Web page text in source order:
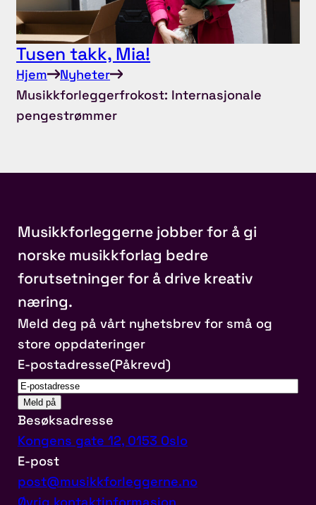
Tusen takk, Mia!
Hjem
Nyheter
Musikkforleggerfrokost: Internasjonale
pengestrømmer
Musikkforleggerne jobber for å gi
norske musikkforlag bedre
forutsetninger for å drive kreativ
næring.
Meld deg på vårt nyhetsbrev for små og
store oppdateringer
E-postadresse(Påkrevd)
Besøksadresse
Kongens gate 12, 0153 Oslo
E-post
post@musikkforleggerne.no